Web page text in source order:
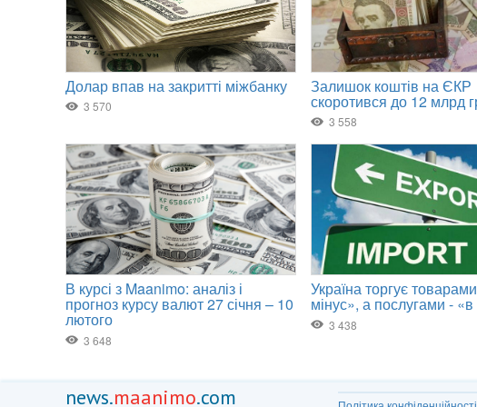
news.maanimo.com